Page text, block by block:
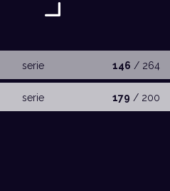
serie 146 / 264
serie 179 / 200